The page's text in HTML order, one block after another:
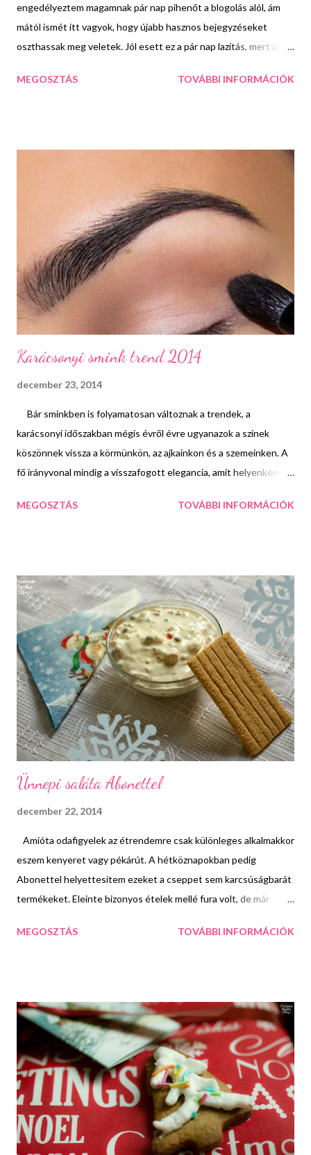
engedélyeztem magamnak pár nap pihenőt a blogolás alól, ám
mától ismét itt vagyok, hogy újabb hasznos bejegyzéseket
oszthassak meg veletek. Jól esett ez a pár nap lazítás, mert az
január is sok munkával fog indulni. Az év hátralévő részét még
párom is itt lehessen velünk és közösen bonthassuk fel az
ajándékokat a család többi tagjával. Nekem ez jelenti az igazi
megnyugvást. Ilyenkor minden szerettem itt van körülöttem,
nem kell aggódni, hogy vajon mindenki jól van e, nem kell
honvágyat vagy épp sajgó fájdalmat éreznem azért, mert valaki
nincs velem. Ha itthon vagyok a szerelmem hiányzik, ha
Budapesten vagyok akkor ...
MEGOSZTÁS TOVÁBBI INFORMÁCIÓK
Karácsonyi smink trend 2014
december 23, 2014
Bár sminkben is folyamatosan változnak a trendek, a
karácsonyi időszakban mégis évről évre ugyanazok a színek
köszönnek vissza a körmünkön, az ajkainkon és a szemeinken. A
fő irányvonal mindig a visszafogott elegancia, amit helyenként
bejegyzésemhez semmi újdonságot nem tudok hozzáfűzni.
meg a tusvonalat. Ezután vigyetek fel metálos sötétzöldet a
mozgatható szemhéj egész területére és egy leheletnyi feketét
satírozzatok el a szem külső "cicás" részénél is. Erősítsetek rá a
tusvonalra egy kicsit, aztán pedig egy lapos ecsettel és finom
ütögető mozdulatokkal vigyétek fel a csillámport. Végül jöhet a
szempillaspirál vagy a ...
MEGOSZTÁS TOVÁBBI INFORMÁCIÓK
Ünnepi saláta Abonettel
december 22, 2014
Amióta odafigyelek az étrendemre csak különleges alkalmakkor
eszem kenyeret vagy pékárút. A hétköznapokban pedig
Abonettel helyettesítem ezeket a cseppet sem karcsúságbarát
termékeket. Eleinte bizonyos ételek mellé fura volt, de már
egy jó vagdalthúst úgy, hogy nem eszem mellé a kedvenc pizzás
megkóstoljátok azonnal bele fogtok szeretni. Hozzávalók: 1 nagy
pohár tejföl 1 kis tubus majonéz Franciasaláta zöldségkeverék 1-
2 főtt tojás só 2-3 szelet tetszőleges ízű Abonett 2 szelet alma
A tejfölt egy tálba teszem és ízlés szerint adok hozzá majonézt
és sót. A franciasaláta alapra vizet öntök és 2 percre a mikróba
teszem. Ha letelt az idő leöntöm róla a levet és a zöldséget a
tejfölös alapba keverem. Hozzáadom még a kockára ...
MEGOSZTÁS TOVÁBBI INFORMÁCIÓK